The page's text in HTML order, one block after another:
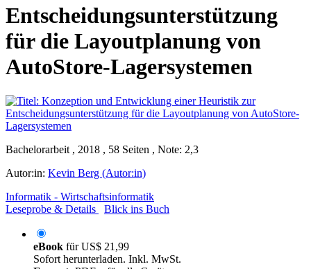
Entscheidungsunterstützung
für die Layoutplanung von
AutoStore-Lagersystemen
Bachelorarbeit , 2018 , 58 Seiten , Note: 2,3
Autor:in: Kevin Berg (Autor:in)
Informatik - Wirtschaftsinformatik
Leseprobe & Details
Blick ins Buch
eBook fürUS$ 21,99
Sofort herunterladen. Inkl. MwSt.